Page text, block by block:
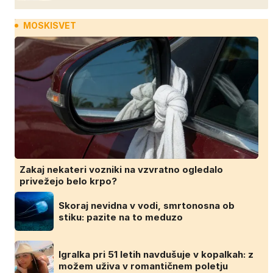
MOSKISVET
Zakaj nekateri vozniki na vzvratno ogledalo
privežejo belo krpo?
Skoraj nevidna v vodi, smrtonosna ob
stiku: pazite na to meduzo
Igralka pri 51 letih navdušuje v kopalkah: z
možem uživa v romantičnem poletju